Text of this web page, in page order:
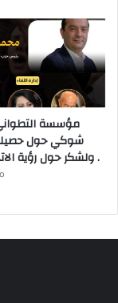
مؤسسة
شوكي حول
ولشكر حول رؤية الاتحاد للإصلاح .